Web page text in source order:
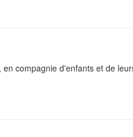
compagnie d'enfants et de